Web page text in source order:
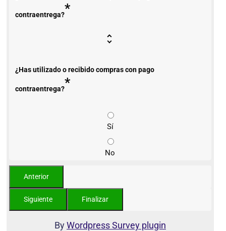
contraentrega?*
¿Has utilizado o recibido compras con pago
contraentrega?*
Sí
No
ByWordpress Survey plugin